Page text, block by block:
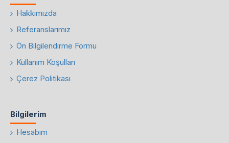
Hakkımızda
Referanslarımız
Ön Bilgilendirme Formu
Kullanım Koşulları
Çerez Politikası
Bilgilerim
Hesabım